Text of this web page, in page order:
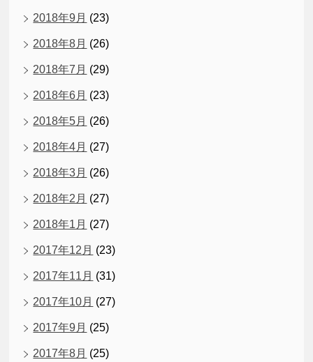
2018年9月 (23)
2018年8月 (26)
2018年7月 (29)
2018年6月 (23)
2018年5月 (26)
2018年4月 (27)
2018年3月 (26)
2018年2月 (27)
2018年1月 (27)
2017年12月 (23)
2017年11月 (31)
2017年10月 (27)
2017年9月 (25)
2017年8月 (25)